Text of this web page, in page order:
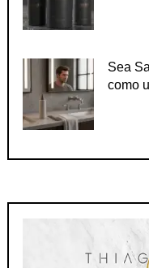
Sea
como